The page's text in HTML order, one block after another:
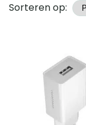
Sorteren op: